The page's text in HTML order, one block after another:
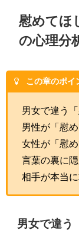
慰めてほ
の心理分
この章のポイ
男女で違う
男性が「慰
女性が「慰
言葉の裏に
相手が本当
男女で違う